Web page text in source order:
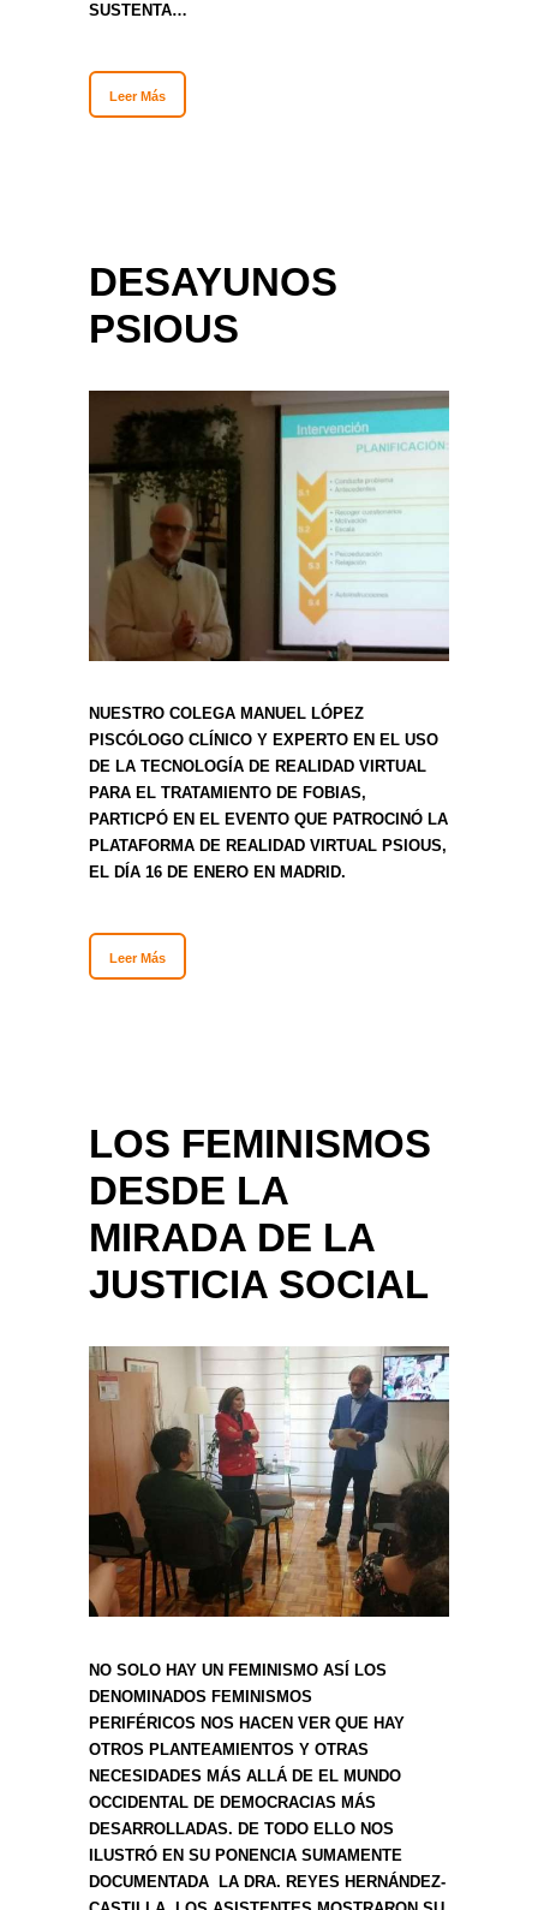
SUSTENTA…
Leer Más
DESAYUNOS
PSIOUS
NUESTRO COLEGA MANUEL LÓPEZ
PISCÓLOGO CLÍNICO Y EXPERTO EN EL USO
DE LA TECNOLOGÍA DE REALIDAD VIRTUAL
PARA EL TRATAMIENTO DE FOBIAS,
PARTICPÓ EN EL EVENTO QUE PATROCINÓ LA
PLATAFORMA DE REALIDAD VIRTUAL PSIOUS,
EL DÍA 16 DE ENERO EN MADRID.
Leer Más
LOS FEMINISMOS
DESDE LA
MIRADA DE LA
JUSTICIA SOCIAL
NO SOLO HAY UN FEMINISMO ASÍ LOS
DENOMINADOS FEMINISMOS
PERIFÉRICOS NOS HACEN VER QUE HAY
OTROS PLANTEAMIENTOS Y OTRAS
NECESIDADES MÁS ALLÁ DE EL MUNDO
OCCIDENTAL DE DEMOCRACIAS MÁS
DESARROLLADAS. DE TODO ELLO NOS
ILUSTRÓ EN SU PONENCIA SUMAMENTE
DOCUMENTADA LA DRA. REYES HERNÁNDEZ-